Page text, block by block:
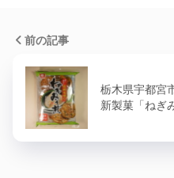
前の記事
栃木県宇都宮
新製菓「ねぎ